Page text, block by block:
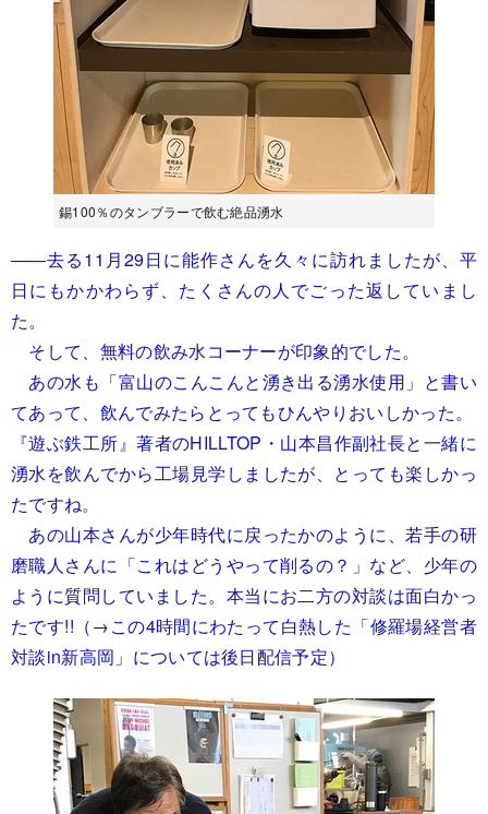
錫100％のタンブラーで飲む絶品湧水
――去る11月29日に能作さんを久々に訪れましたが、平
日にもかかわらず、たくさんの人でごった返していまし
た。
そして、無料の飲み水コーナーが印象的でした。
あの水も「富山のこんこんと湧き出る湧水使用」と書い
てあって、飲んでみたらとってもひんやりおいしかった。
『遊ぶ鉄工所』著者のHILLTOP・山本昌作副社長と一緒に
湧水を飲んでから工場見学しましたが、とっても楽しかっ
たですね。
あの山本さんが少年時代に戻ったかのように、若手の研
磨職人さんに「これはどうやって削るの？」など、少年の
ように質問していました。本当にお二方の対談は面白かっ
たです!!（→この4時間にわたって白熱した「修羅場経営者
対談in新高岡」については後日配信予定）